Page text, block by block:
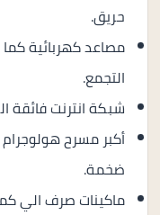
حريق.
مصاعد كهربائية
التجمع.
شبكة انترنت فائقة
أكبر مسرح
ضخمة.
ماكينات صرف الي